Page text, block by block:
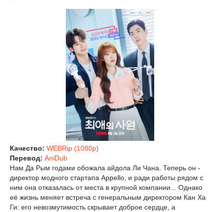
Качество: WEBRip (1080p)
Перевод: AniDub
Нам Да Рым годами обожала айдола Ли Чана. Теперь он -
директор модного стартапа Appello, и ради работы рядом с
ним она отказалась от места в крупной компании... Однако
её жизнь меняет встреча с генеральным директором Кан Ха
Ги: его невозмутимость скрывает доброе сердце, а